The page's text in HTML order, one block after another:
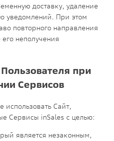
доставку, удаление
уведомлений. При этом
повторного направления
неполучения
при
Сервисов
использовать Сайт,
Сервисы inSales с целью:
является незаконным,